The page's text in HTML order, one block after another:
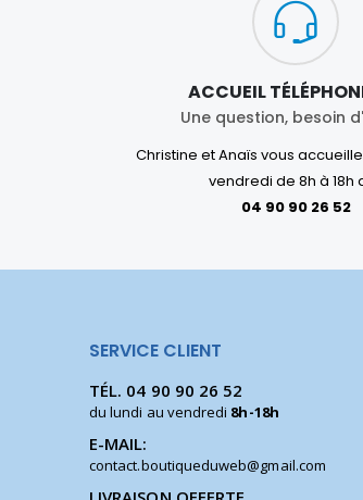
ACCUEIL
Une question, besoin
Christine et Anaïs vous
vendredi de 8h à 18h
04 90 90 26 52
SERVICE CLIENT
TÉL. 04 90 90 26 52
du lundi au vendredi 8h-18h
E-MAIL:
contact.boutiqueduweb@gmail.com